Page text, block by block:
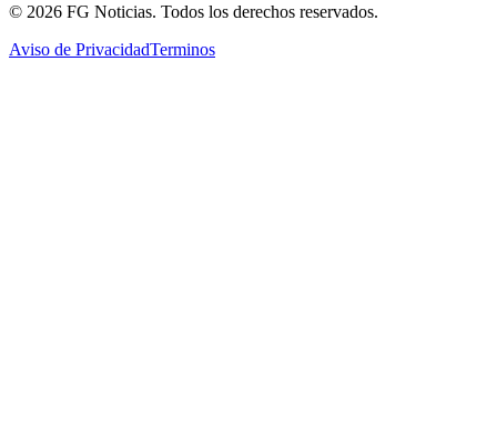
© 2026 FG Noticias. Todos los derechos reservados.
Aviso de PrivacidadTerminos